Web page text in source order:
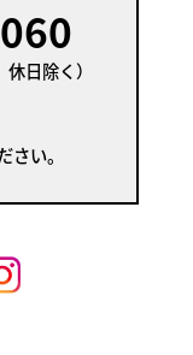
日除く）
い。